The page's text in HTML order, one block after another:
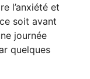
l’anxiété et
soit avant
journée
quelques